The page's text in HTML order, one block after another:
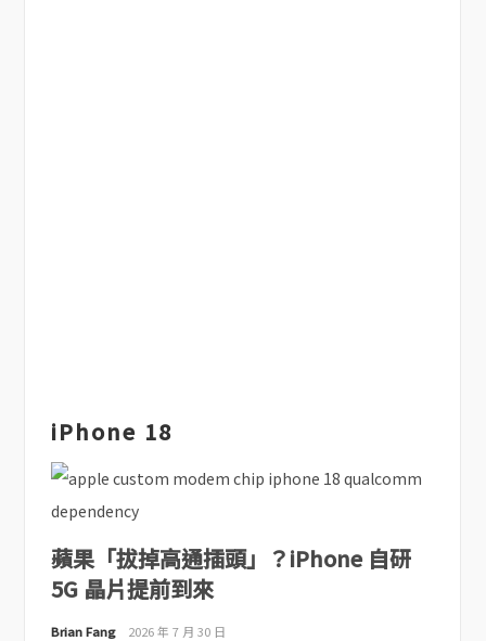
iPhone 18
蘋果「拔掉高通插頭」？iPhone 自研
5G 晶片提前到來
Brian Fang 2026 年 7 月 30 日